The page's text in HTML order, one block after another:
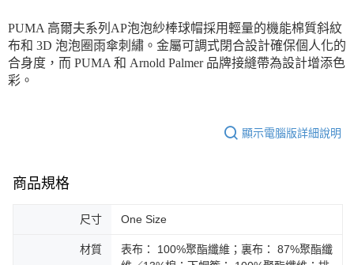
每筆NT$180
PUMA 高爾夫系列AP泡泡紗棒球帽採用輕量的機能棉質斜紋
布和 3D 泡泡圈雨傘刺繡。金屬可調式閉合設計確保個人化的
合身度，而 PUMA 和 Arnold Palmer 品牌接縫帶為設計增添色
彩。
顯示電腦版詳細說明
商品規格
尺寸 One Size
材質
表布： 100%聚酯纖維；裏布： 87%聚酯纖